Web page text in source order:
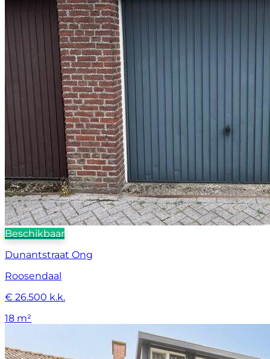
Beschikbaar
Dunantstraat Ong
Roosendaal
€ 26.500 k.k.
18 m²